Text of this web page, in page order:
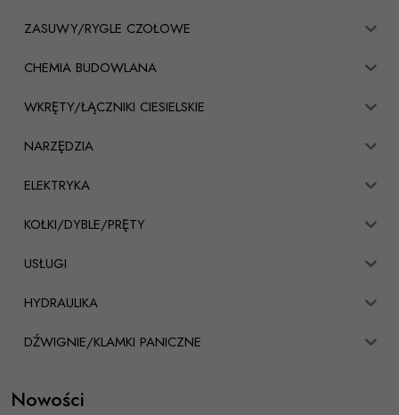
ZASUWY/RYGLE CZOŁOWE
CHEMIA BUDOWLANA
WKRĘTY/ŁĄCZNIKI CIESIELSKIE
NARZĘDZIA
ELEKTRYKA
KOŁKI/DYBLE/PRĘTY
USŁUGI
HYDRAULIKA
DŹWIGNIE/KLAMKI PANICZNE
Nowości